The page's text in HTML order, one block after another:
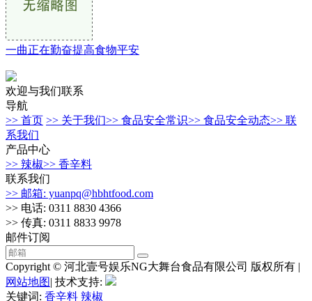
一曲正在勤奋提高食物平安
欢迎与我们联系
导航
>> 首页 >> 关于我们>> 食品安全常识>> 食品安全动态>> 联
系我们
产品中心
>> 辣椒>> 香辛料
联系我们
>> 邮箱: yuanpq@hbhtfood.com
>> 电话: 0311 8830 4366
>> 传真: 0311 8833 9978
邮件订阅
Copyright © 河北壹号娱乐NG大舞台食品有限公司 版权所有 |
网站地图| 技术支持:
关键词: 香辛料 辣椒